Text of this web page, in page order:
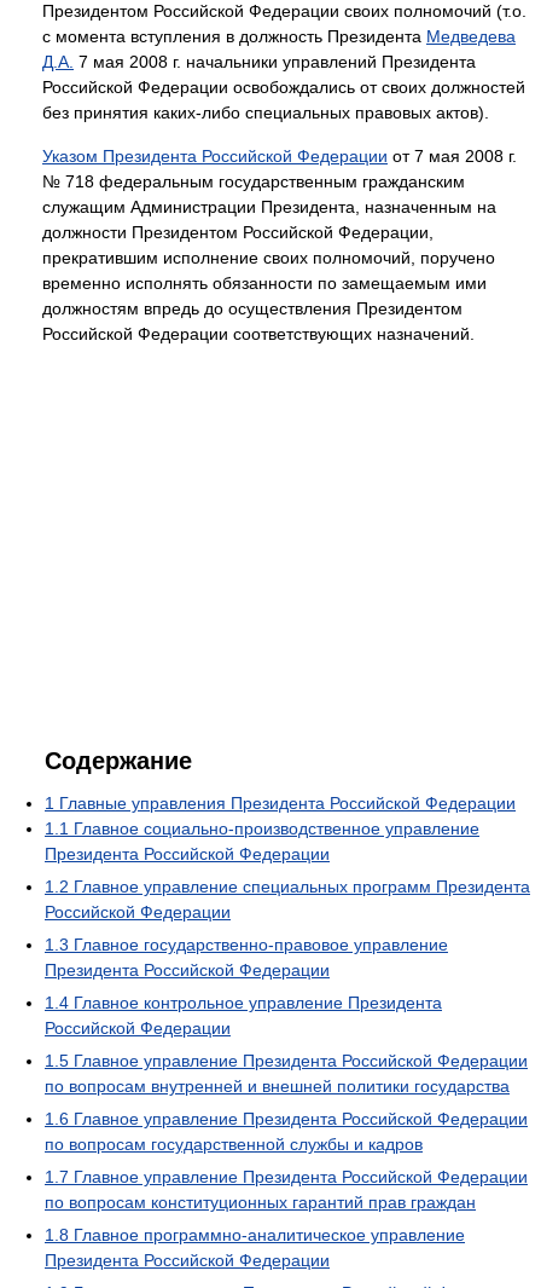
Президентом Российской Федерации своих полномочий (т.о.
с момента вступления в должность Президента Медведева
Д.А. 7 мая 2008 г. начальники управлений Президента
Российской Федерации освобождались от своих должностей
без принятия каких-либо специальных правовых актов).
Указом Президента Российской Федерации от 7 мая 2008 г.
№ 718 федеральным государственным гражданским
служащим Администрации Президента, назначенным на
должности Президентом Российской Федерации,
прекратившим исполнение своих полномочий, поручено
временно исполнять обязанности по замещаемым ими
должностям впредь до осуществления Президентом
Российской Федерации соответствующих назначений.
Содержание
1 Главные управления Президента Российской Федерации
1.1 Главное социально-производственное управление
Президента Российской Федерации
1.2 Главное управление специальных программ Президента
Российской Федерации
1.3 Главное государственно-правовое управление
Президента Российской Федерации
1.4 Главное контрольное управление Президента
Российской Федерации
1.5 Главное управление Президента Российской Федерации
по вопросам внутренней и внешней политики государства
1.6 Главное управление Президента Российской Федерации
по вопросам государственной службы и кадров
1.7 Главное управление Президента Российской Федерации
по вопросам конституционных гарантий прав граждан
1.8 Главное программно-аналитическое управление
Президента Российской Федерации